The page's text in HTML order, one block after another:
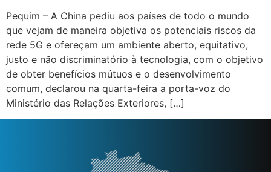
Pequim – A China pediu aos países de todo o mundo
que vejam de maneira objetiva os potenciais riscos da
rede 5G e ofereçam um ambiente aberto, equitativo,
justo e não discriminatório à tecnologia, com o objetivo
de obter benefícios mútuos e o desenvolvimento
comum, declarou na quarta-feira a porta-voz do
Ministério das Relações Exteriores, […]